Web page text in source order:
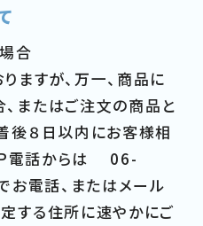
合
ますが、万一、商品に
またはご注文の商品と
後８日以内にお客様相
電話からは 06-
お電話、またはメール
する住所に速やかにご